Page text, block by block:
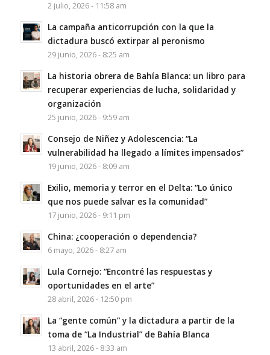
2 julio, 2026 - 11:58 am
La campaña anticorrupción con la que la
dictadura buscó extirpar al peronismo
29 junio, 2026 - 8:25 am
La historia obrera de Bahía Blanca: un libro para
recuperar experiencias de lucha, solidaridad y
organización
25 junio, 2026 - 9:59 am
Consejo de Niñez y Adolescencia: “La
vulnerabilidad ha llegado a límites impensados”
19 junio, 2026 - 8:09 am
Exilio, memoria y terror en el Delta: “Lo único
que nos puede salvar es la comunidad”
17 junio, 2026 - 9:11 pm
China: ¿cooperación o dependencia?
6 mayo, 2026 - 8:27 am
Lula Cornejo: “Encontré las respuestas y
oportunidades en el arte”
28 abril, 2026 - 12:50 pm
La “gente común” y la dictadura a partir de la
toma de “La Industrial” de Bahía Blanca
13 abril, 2026 - 8:33 am